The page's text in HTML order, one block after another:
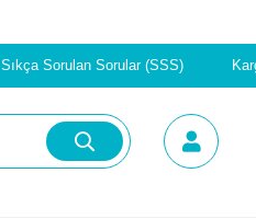
Sıkça Sorulan Sorular (SSS)